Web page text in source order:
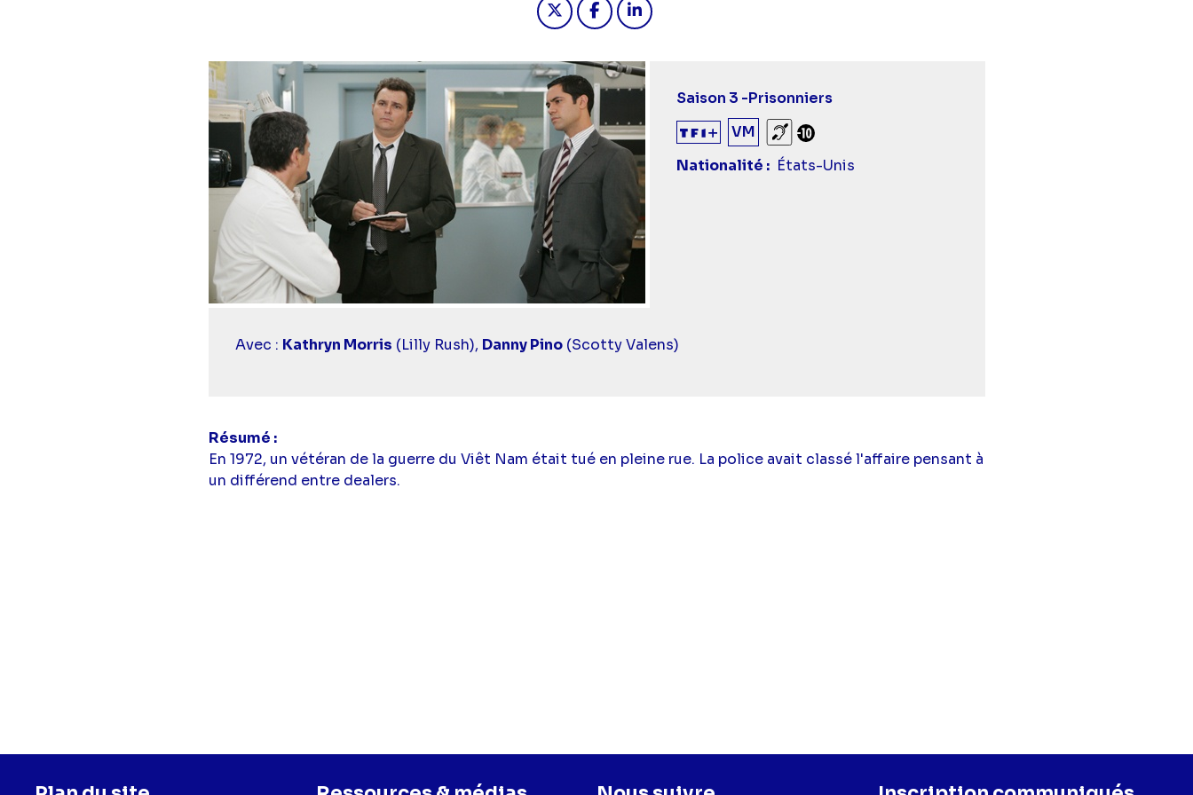
Saison 3 -Prisonniers
VM
Sourds et malentendants
Déconseillé aux -10 ans
Nationalité
États-Unis
Casting
Avec : Kathryn Morris (Lilly Rush), Danny Pino(Scotty Valens)
Résumé
En 1972, un vétéran de la guerre du Viêt Nam était tué en pleine rue. La police avait classé l'affaire pensant à
un différend entre dealers.